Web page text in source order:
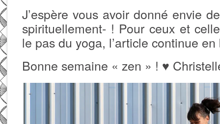
J’espère vous avoir donné envie
spirituellement- ! Pour ceux et
le pas du yoga, l’article continue
Bonne semaine « zen » ! ♥